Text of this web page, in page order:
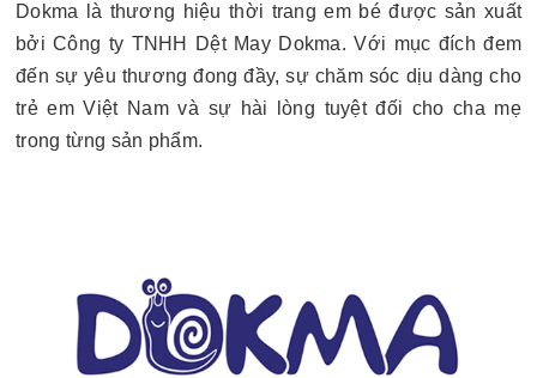
Dokma là thương hiệu thời trang em bé được sản xuất
bởi Công ty TNHH Dệt May Dokma. Với mục đích đem
đến sự yêu thương đong đầy, sự chăm sóc dịu dàng cho
trẻ em Việt Nam và sự hài lòng tuyệt đối cho cha mẹ
trong từng sản phẩm.